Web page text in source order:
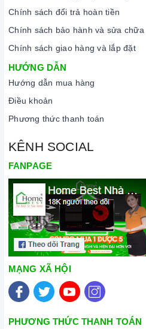
Chính sách đổi trả hoàn tiền
Chính sách bảo hành và sửa chữa
Chính sách giao hàng và lắp đặt
HƯỚNG DẪN
Hướng dẫn mua hàng
Điều khoản
Phương thức thanh toán
KÊNH SOCIAL
FANPAGE
MẠNG XÃ HỘI
PHƯƠNG THỨC THANH TOÁN